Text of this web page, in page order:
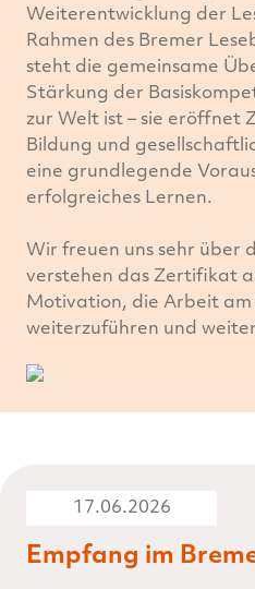
Weiterentwicklung der
Rahmen des Bremer
steht die gemeinsame
Stärkung der
zur Welt ist – sie eröffnet
Bildung und
eine grundlegende
erfolgreiches Lernen.
Wir freuen uns sehr über
verstehen das Zertifikat
Motivation, die Arbeit am
weiterzuführen und
17.06.2026
Empfang im